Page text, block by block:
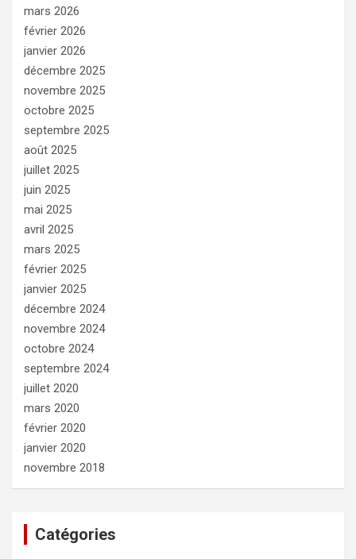
mars 2026
février 2026
janvier 2026
décembre 2025
novembre 2025
octobre 2025
septembre 2025
août 2025
juillet 2025
juin 2025
mai 2025
avril 2025
mars 2025
février 2025
janvier 2025
décembre 2024
novembre 2024
octobre 2024
septembre 2024
juillet 2020
mars 2020
février 2020
janvier 2020
novembre 2018
Catégories